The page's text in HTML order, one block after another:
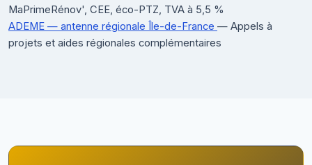
MaPrimeRénov', CEE, éco-PTZ, TVA à 5,5 %
ADEME — antenne régionale Île-de-France — Appels à
projets et aides régionales complémentaires